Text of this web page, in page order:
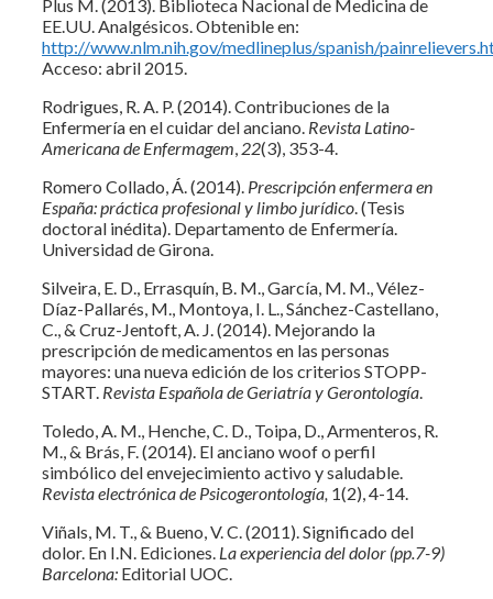
Plus M. (2013). Biblioteca Nacional de Medicina de
EE.UU. Analgésicos. Obtenible en:
http://www.nlm.nih.gov/medlineplus/spanish/
Acceso: abril 2015.
Rodrigues, R. A. P. (2014). Contribuciones de la
Enfermería en el cuidar del anciano. Revista Latino-
Americana de Enfermagem 22(3), 353-4.
Romero Collado, Á. (2014). Prescripción enfermera en
España: práctica profesional y limbo jurídico . (Tesis
doctoral inédita). Departamento de Enfermería.
Universidad de Girona.
Silveira, E. D., Errasquín, B. M., García, M. M., Vélez-
Díaz-Pallarés, M., Montoya, I. L., Sánchez-Castellano,
C., & Cruz-Jentoft, A. J. (2014). Mejorando la
prescripción de medicamentos en las personas
mayores: una nueva edición de los criterios STOPP-
START. Revista Española de Geriatría y Gerontología
Toledo, A. M., Henche, C. D., Toipa, D., Armenteros, R.
M., & Brás, F. (2014). El anciano woof o perfil
simbólico del envejecimiento activo y saludable.
Revista electrónica de Psicogerontología, 1(2), 4-14.
Viñals, M. T., & Bueno, V. C. (2011). Significado del
dolor. En I.N. Ediciones. La experiencia del dolor (pp.7-9)
Barcelona: Editorial UOC.